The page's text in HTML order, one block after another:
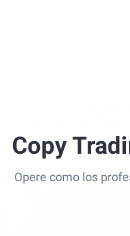
Copy
Opere como los